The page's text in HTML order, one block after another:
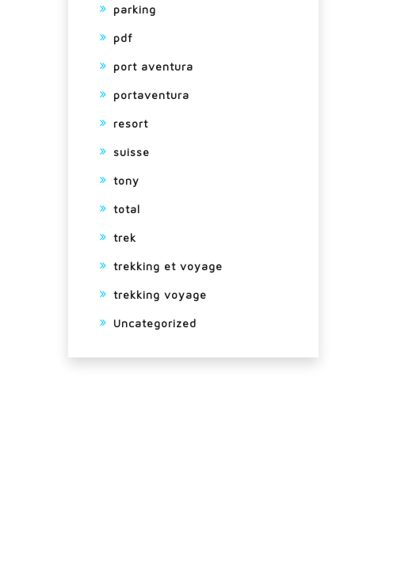
parking
pdf
port aventura
portaventura
resort
suisse
tony
total
trek
trekking et voyage
trekking voyage
Uncategorized